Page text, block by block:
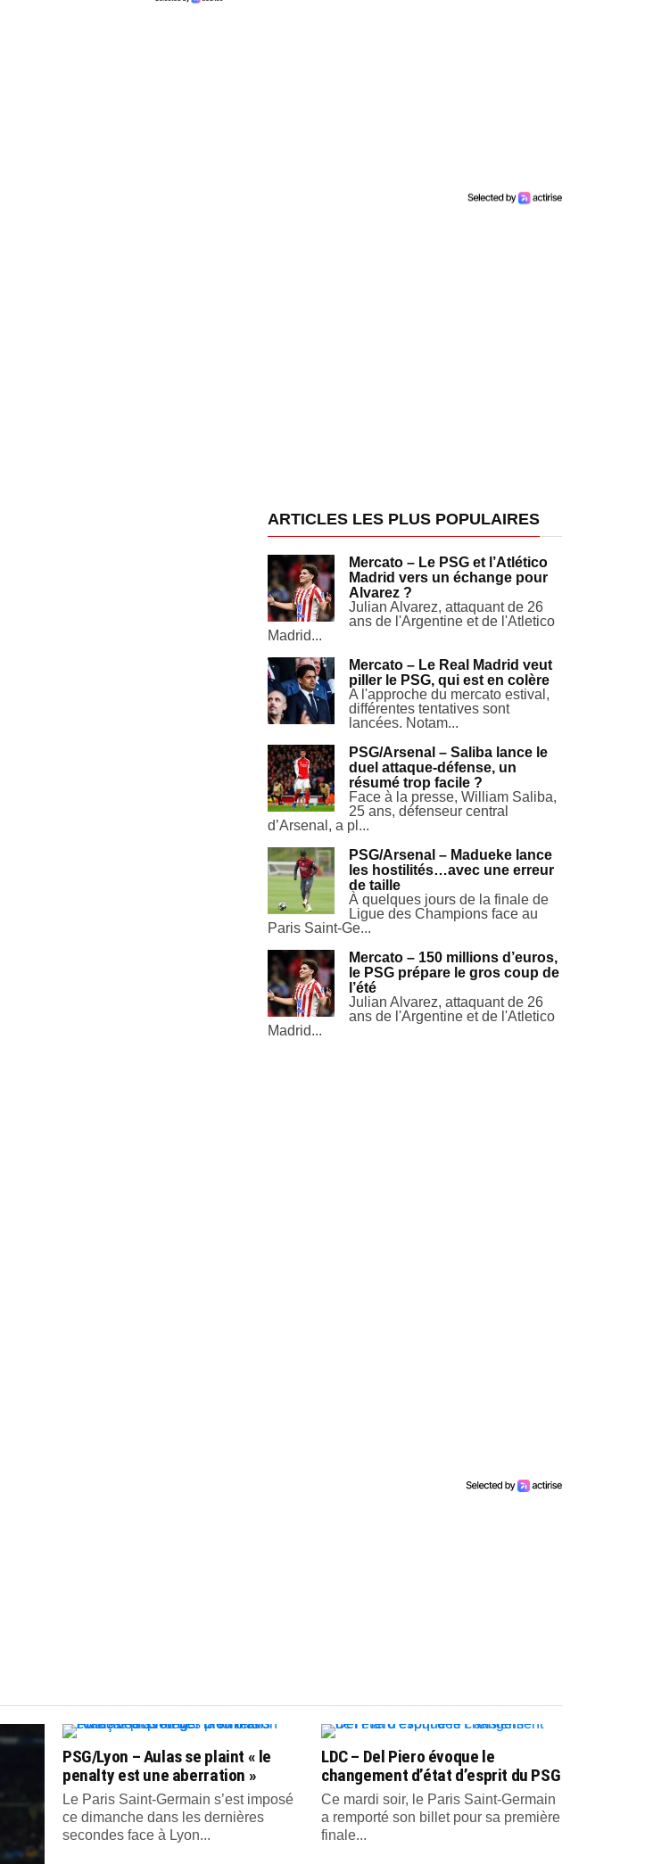
ARTICLES LES PLUS POPULAIRES
Mercato – Le PSG et l’Atlético
Madrid vers un échange pour
Alvarez ?
Julian Alvarez, attaquant de 26
ans de l'Argentine et de l'Atletico
Madrid...
Mercato – Le Real Madrid veut
piller le PSG, qui est en colère
A l'approche du mercato estival,
différentes tentatives sont
lancées. Notam...
PSG/Arsenal – Saliba lance le
duel attaque-défense, un
résumé trop facile ?
Face à la presse, William Saliba,
25 ans, défenseur central
d’Arsenal, a pl...
PSG/Arsenal – Madueke lance
les hostilités…avec une erreur
de taille
À quelques jours de la finale de
Ligue des Champions face au
Paris Saint-Ge...
Mercato – 150 millions d’euros,
le PSG prépare le gros coup de
l’été
Julian Alvarez, attaquant de 26
ans de l'Argentine et de l'Atletico
Madrid...
PSG/Lyon – Aulas se plaint « le
penalty est une aberration »
Le Paris Saint-Germain s’est imposé
ce dimanche dans les dernières
secondes face à Lyon...
LDC – Del Piero évoque le
changement d’état d’esprit du PSG
Ce mardi soir, le Paris Saint-Germain
a remporté son billet pour sa première
finale...